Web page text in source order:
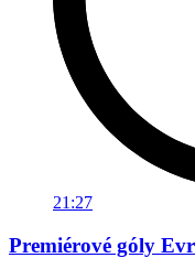
21:27
Premiérové góly